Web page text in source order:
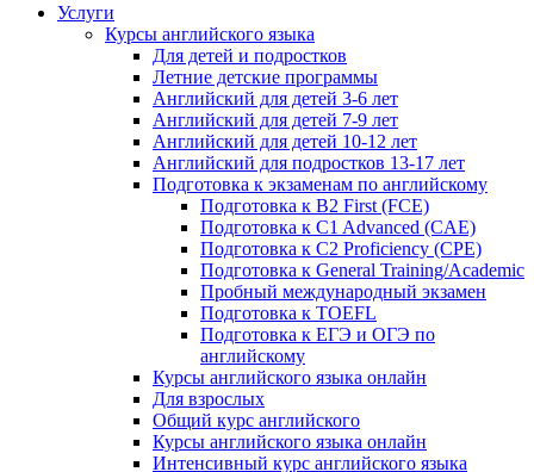
Услуги
Курсы английского языка
Для детей и подростков
Летние детские программы
Английский для детей 3-6 лет
Английский для детей 7-9 лет
Английский для детей 10-12 лет
Английский для подростков 13-17 лет
Подготовка к экзаменам по английскому
Подготовка к B2 First (FCE)
Подготовка к C1 Advanced (CAE)
Подготовка к C2 Proficiency (CPE)
Подготовка к General Training/Academic
Пробный международный экзамен
Подготовка к TOEFL
Подготовка к ЕГЭ и ОГЭ по
английскому
Курсы английского языка онлайн
Для взрослых
Общий курс английского
Курсы английского языка онлайн
Интенсивный курс английского языка